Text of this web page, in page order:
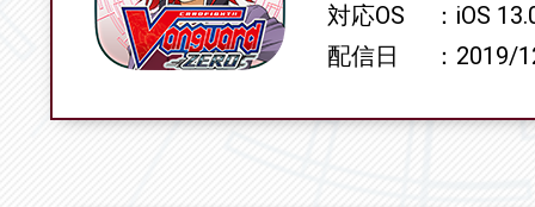
対応OS
iOS
配信日
2019/